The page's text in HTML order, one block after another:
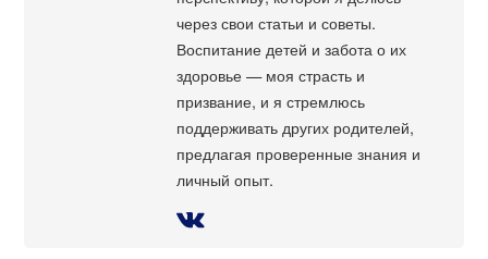
через свои статьи и советы.
Воспитание детей и забота о их
здоровье — моя страсть и
призвание, и я стремлюсь
поддерживать других родителей,
предлагая проверенные знания и
личный опыт.